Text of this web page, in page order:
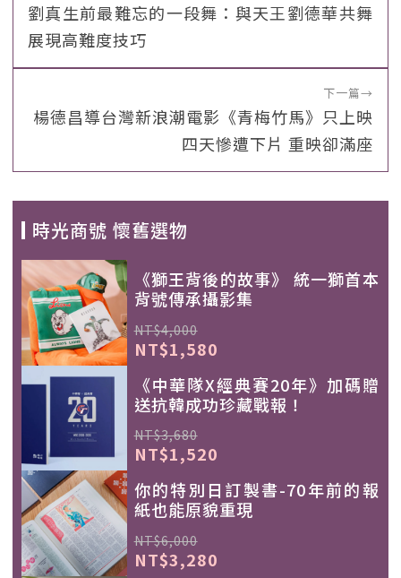
劉真生前最難忘的一段舞：與天王劉德華共舞
展現高難度技巧
下一篇→
楊德昌導台灣新浪潮電影《青梅竹馬》只上映
四天慘遭下片 重映卻滿座
時光商號 懷舊選物
《獅王背後的故事》 統一獅首本
背號傳承攝影集
NT$4,000
NT$1,580
《中華隊X經典賽20年》加碼贈
送抗韓成功珍藏戰報！
NT$3,680
NT$1,520
你的特別日訂製書-70年前的報
紙也能原貌重現
NT$6,000
NT$3,280